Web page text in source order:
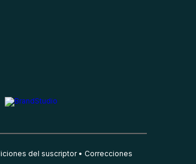
del suscriptor Correcciones